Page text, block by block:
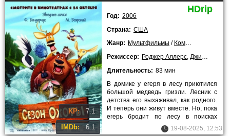
KP: 7.1
IMDb: 6.1
HDrip
Год: 2006
Страна: США
Жанр: Мультфильмы / Комедии
Режиссер: Роджер Аллерс, Джилл Калтон
Длительность: 83 мин
В домике у егеря в лесу приютился
большой медведь гризли. Лесник с
детства его выхаживал, как родного.
И теперь они живут вместе. Но, пока
егерь бродит по лесу в поисках
19-08-2025, 12:53